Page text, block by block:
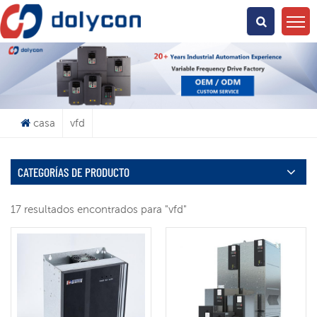
¿Qué Buscas?
casa vfd
CATEGORÍAS DE PRODUCTO
17 resultados encontrados para "vfd"